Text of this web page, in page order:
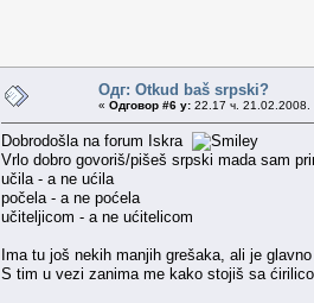
Одг: Otkud baš srpski?
« Одговор #6 у: 22.17 ч. 21.02.2008.
Dobrodošla na forum Iskra
Vrlo dobro govoriš/pišeš srpski mada sam
učila - a ne ućila
počela - a ne poćela
učiteljicom - a ne ućitelicom
Ima tu još nekih manjih grešaka, ali je
S tim u vezi zanima me kako stojiš sa